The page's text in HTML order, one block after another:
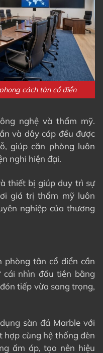
cách tân cổ điển
nghệ và thẩm mỹ.
và dây cáp đều được
giúp căn phòng luôn
nghi hiện đại.
thiết bị giúp duy trì sự
giá trị thẩm mỹ luôn
nghiệp của thương
phòng tân cổ điển cần
nhìn đầu tiên bằng
tiếp vừa sang trọng,
sàn đá Marble với
hợp cùng hệ thống đèn
ấm áp, tạo nên hiệu